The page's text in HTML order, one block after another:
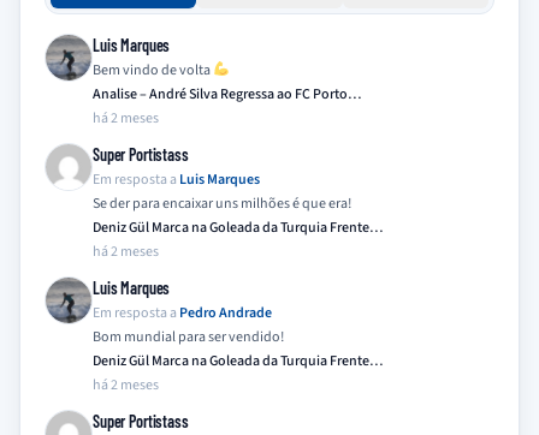
Luis Marques
Bem vindo de volta
Analise – André Silva Regressa ao FC Porto…
há 2 meses
Super Portistass
Em resposta a Luis Marques
Se der para encaixar uns milhões é que era!
Deniz Gül Marca na Goleada da Turquia Frente…
há 2 meses
Luis Marques
Em resposta a Pedro Andrade
Bom mundial para ser vendido!
Deniz Gül Marca na Goleada da Turquia Frente…
há 2 meses
Super Portistass